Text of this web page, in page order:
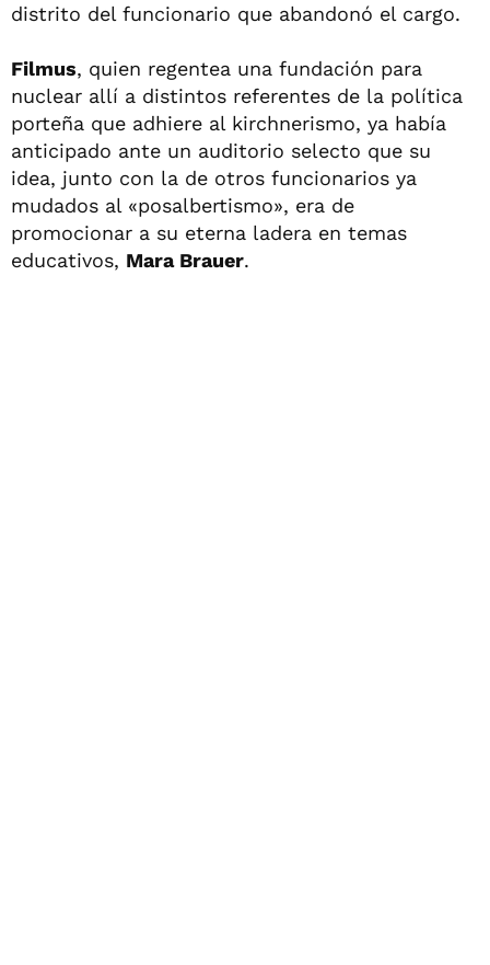
distrito del funcionario que abandonó el cargo.
Filmus, quien regentea una fundación para
nuclear allí a distintos referentes de la política
porteña que adhiere al kirchnerismo, ya había
anticipado ante un auditorio selecto que su
idea, junto con la de otros funcionarios ya
mudados al «posalbertismo», era de
promocionar a su eterna ladera en temas
educativos, Mara Brauer.